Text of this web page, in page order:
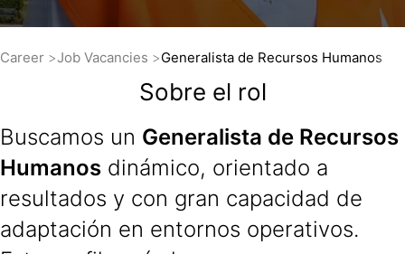
Career Job Vacancies Generalista de Recursos Humanos
Sobre el rol
Buscamos un Generalista de Recursos
Humanos dinámico, orientado a
resultados y con gran capacidad de
adaptación en entornos operativos.